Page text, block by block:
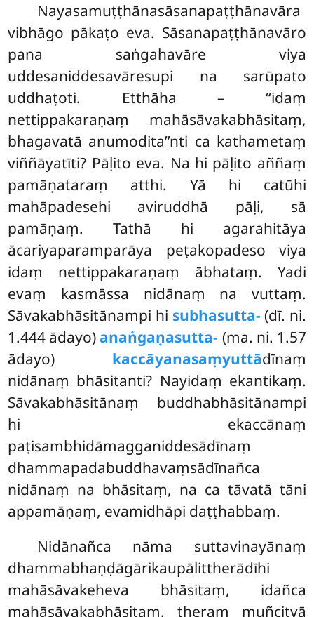
Nayasamuṭṭhānasāsanapaṭṭhānavāra
vibhāgo pākaṭo eva. Sāsanapaṭṭhānavāro
pana saṅgahavāre viya
uddesaniddesavāresupi na sarūpato
uddhaṭoti. Etthāha – ‘‘idaṃ
nettippakaraṇaṃ mahāsāvakabhāsitaṃ,
bhagavatā anumodita’’nti ca kathametaṃ
viññāyatīti? Pāḷito eva. Na hi pāḷito aññaṃ
pamāṇataraṃ atthi. Yā hi catūhi
mahāpadesehi aviruddhā pāḷi, sā
pamāṇaṃ. Tathā hi agarahitāya
ācariyaparamparāya peṭakopadeso viya
idaṃ nettippakaraṇaṃ ābhataṃ. Yadi
evaṃ kasmāssa nidānaṃ na vuttaṃ.
Sāvakabhāsitānampi hi subhasutta-(dī. ni.
1.444 ādayo) anaṅgaṇasutta- (ma. ni. 1.57
ādayo) kaccāyanasaṃyuttādīnaṃ
nidānaṃ bhāsitanti? Nayidaṃ ekantikaṃ.
Sāvakabhāsitānaṃ buddhabhāsitānampi
hi ekaccānaṃ
paṭisambhidāmagganiddesādīnaṃ
dhammapadabuddhavaṃsādīnañca
nidānaṃ na bhāsitaṃ, na ca tāvatā tāni
appamāṇaṃ, evamidhāpi daṭṭhabbaṃ.
Nidānañca nāma suttavinayānaṃ
dhammabhaṇḍāgārikaupālittherādīhi
mahāsāvakeheva bhāsitaṃ, idañca
mahāsāvakabhāsitaṃ, theraṃ muñcitvā